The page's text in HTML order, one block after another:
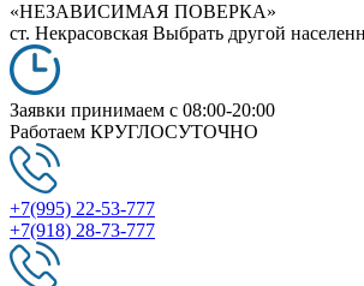
«НЕЗАВИСИМАЯ ПОВЕРКА»
ст. Некрасовская Выбрать другой
Заявки принимаем c 08:00-20:00
Работаем КРУГЛОСУТОЧНО
+7(995) 22-53-777
+7(918) 28-73-777